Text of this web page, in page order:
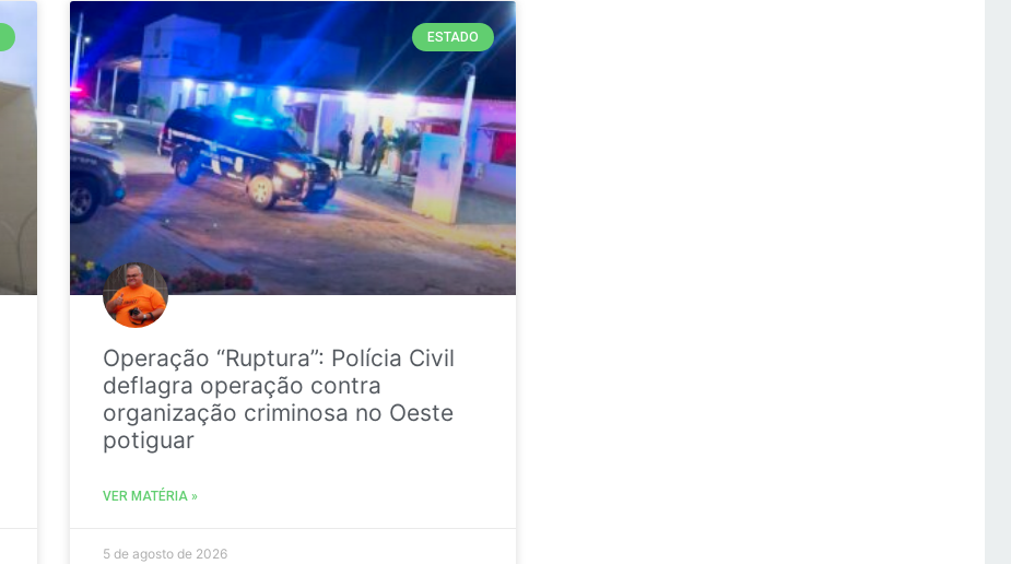
ESTADO
Operação “Ruptura”: Polícia Civil
deflagra operação contra
organização criminosa no Oeste
potiguar
VER MATÉRIA »
5 de agosto de 2026